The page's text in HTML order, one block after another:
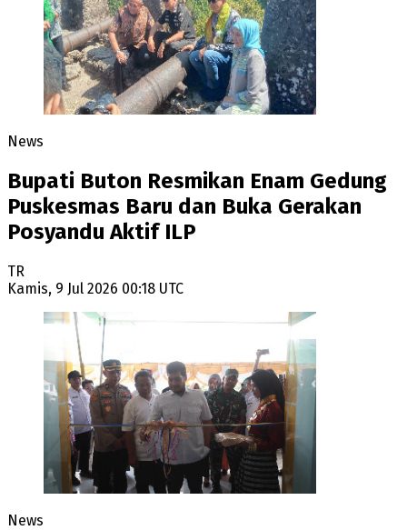
News
Bupati Buton Resmikan Enam Gedung
Puskesmas Baru dan Buka Gerakan
Posyandu Aktif ILP
TR
Kamis, 9 Jul 2026 00:18 UTC
News